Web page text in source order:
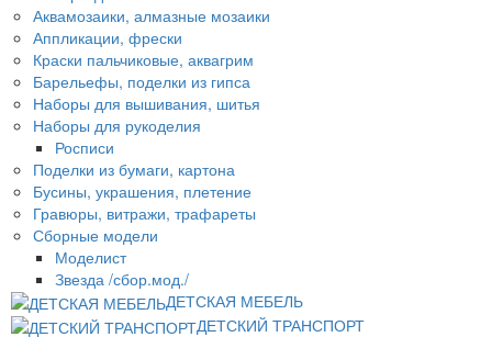
Аквамозаики, алмазные мозаики
Аппликации, фрески
Краски пальчиковые, аквагрим
Барельефы, поделки из гипса
Наборы для вышивания, шитья
Наборы для рукоделия
Росписи
Поделки из бумаги, картона
Бусины, украшения, плетение
Гравюры, витражи, трафареты
Сборные модели
Моделист
Звезда /сбор.мод./
ДЕТСКАЯ МЕБЕЛЬ
ДЕТСКИЙ ТРАНСПОРТ